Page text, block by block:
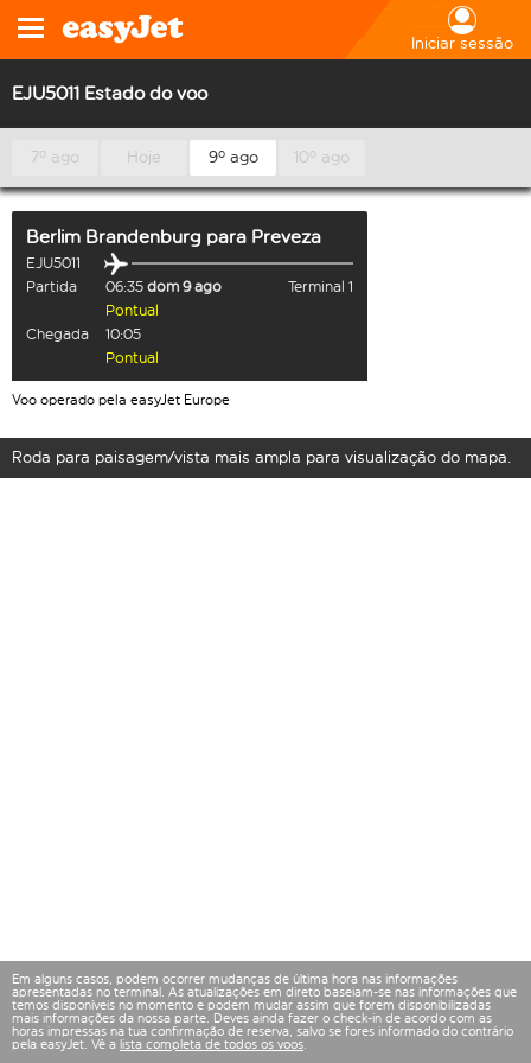
Iniciar sessão
EJU5011 Estado do voo
7º ago Hoje 9º ago 10º ago
Berlim Brandenburg para Preveza
EJU5011
Partida
06:35 dom 9 ago
Terminal 1
Pontual
Chegada
10:05
Pontual
Voo operado pela easyJet Europe
Roda para paisagem/vista mais ampla para visualização do mapa.
Em alguns casos, podem ocorrer mudanças de última hora nas informações
apresentadas no terminal. As atualizações em direto baseiam-se nas informações que
temos disponíveis no momento e podem mudar assim que forem disponibilizadas
mais informações da nossa parte. Deves ainda fazer o check-in de acordo com as
horas impressas na tua confirmação de reserva, salvo se fores informado do contrário
pela easyJet. Vê a lista completa de todos os voos.